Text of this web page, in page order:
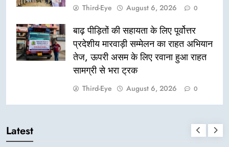
Third-Eye August 6, 2026 0
बाढ़ पीड़ितों की सहायता के लिए पूर्वोत्तर
प्रदेशीय मारवाड़ी सम्मेलन का राहत अभियान
तेज, ऊपरी असम के लिए रवाना हुआ राहत
सामग्री से भरा ट्रक
Third-Eye August 6, 2026 0
Latest